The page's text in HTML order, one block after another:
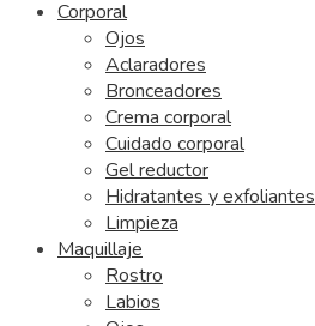
Corporal
Ojos
Aclaradores
Bronceadores
Crema corporal
Cuidado corporal
Gel reductor
Hidratantes y exfoliantes
Limpieza
Maquillaje
Rostro
Labios